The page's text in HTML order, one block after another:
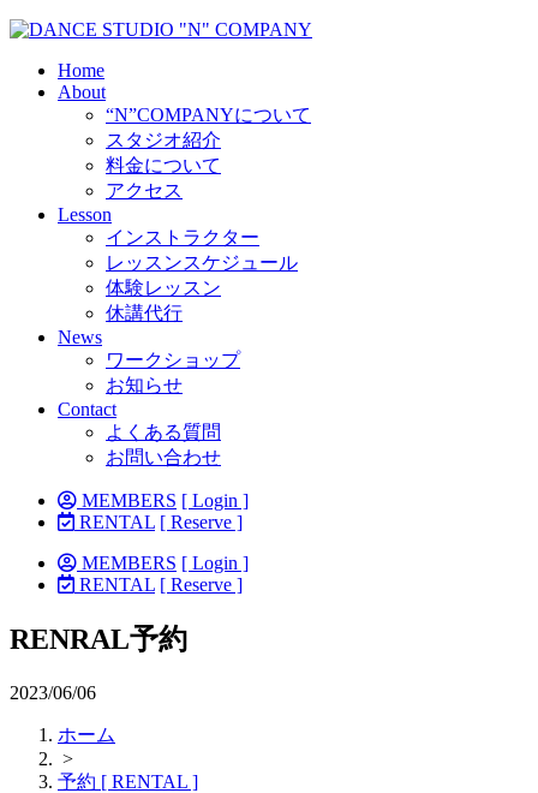
Home
About
“N”COMPANYについて
スタジオ紹介
料金について
アクセス
Lesson
インストラクター
レッスンスケジュール
体験レッスン
休講代行
News
ワークショップ
お知らせ
Contact
よくある質問
お問い合わせ
MEMBERS [ Login ]
RENTAL [ Reserve ]
MEMBERS [ Login ]
RENTAL [ Reserve ]
RENRAL予約
2023/06/06
ホーム
>
予約 [ RENTAL ]